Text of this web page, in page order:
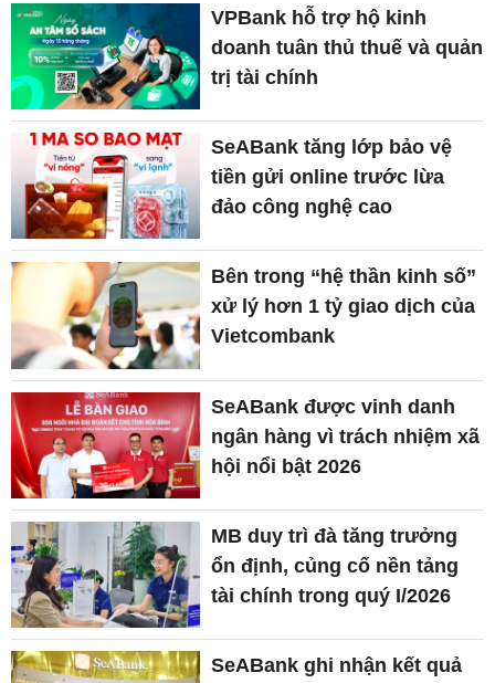
VPBank hỗ trợ hộ kinh
doanh tuân thủ thuế và quản
trị tài chính
SeABank tăng lớp bảo vệ
tiền gửi online trước lừa
đảo công nghệ cao
Bên trong “hệ thần kinh số”
xử lý hơn 1 tỷ giao dịch của
Vietcombank
SeABank được vinh danh
ngân hàng vì trách nhiệm xã
hội nổi bật 2026
MB duy trì đà tăng trưởng
ổn định, củng cố nền tảng
tài chính trong quý I/2026
SeABank ghi nhận kết quả